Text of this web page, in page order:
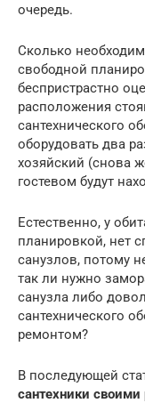
очередь.
Сколько
свободной
беспристрастно
расположения
сантехнического
оборудовать два
хозяйский (снова
гостевом будут
Естественно, у
планировкой, нет
санузлов, потому
так ли нужно
санузла либо
сантехнического
ремонтом?
В последующей
сантехники своими